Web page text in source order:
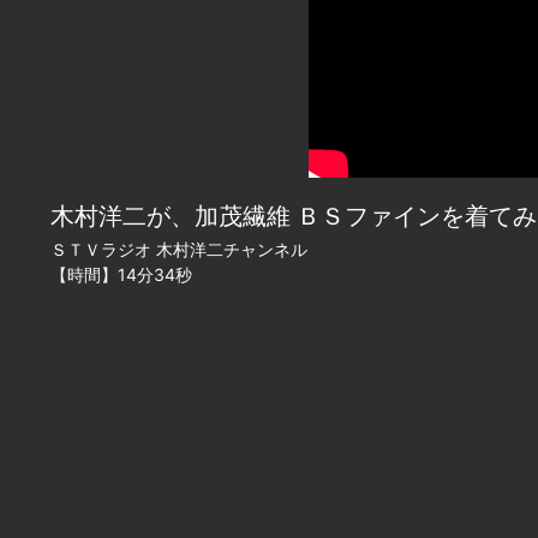
木村洋二が、加茂繊維 ＢＳファインを着て
ＳＴＶラジオ 木村洋二チャンネル
【時間】14分34秒